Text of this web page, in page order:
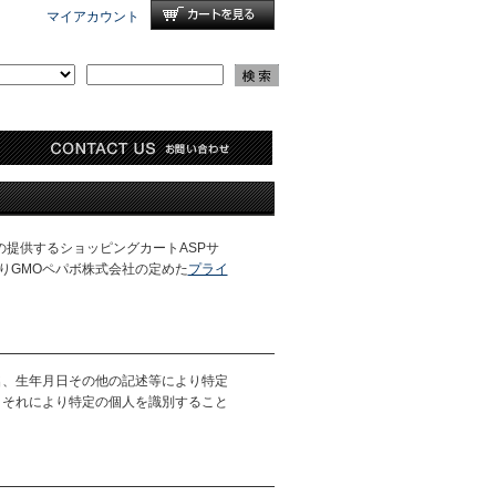
マイアカウント
提供するショッピングカートASPサ
GMOペパボ株式会社の定めたプライ
生年月日その他の記述等により特定
れにより特定の個人を識別すること